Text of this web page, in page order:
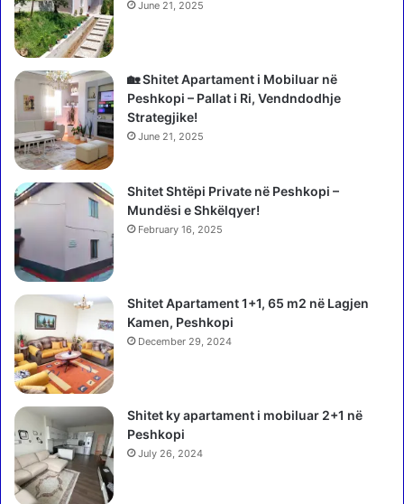
m
a
k
a
r
e
p
ë
r
l
i
d
h
e
p
a
r
l
e
l
e
t
ë
a
r
s
t
i
m
i
i
V
e
l
a
t
?
J
s
i
p
ë
r
June 21, 2025
🏡 Shitet Apartament i Mobiluar në
Peshkopi – Pallat i Ri, Vendndodhje
Strategjike!
June 21, 2025
Shitet Shtëpi Private në Peshkopi –
Mundësi e Shkëlqyer!
February 16, 2025
Shitet Apartament 1+1, 65 m2 në Lagjen
Kamen, Peshkopi
December 29, 2024
Shitet ky apartament i mobiluar 2+1 në
Peshkopi
July 26, 2024